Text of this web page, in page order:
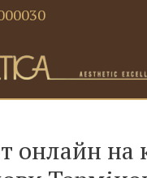
онлайн на